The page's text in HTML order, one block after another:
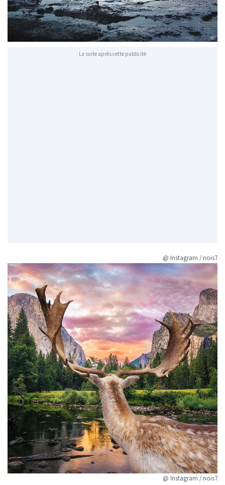
La suite après cette publicité
@ Instagram / nois7
@ Instagram / nois7